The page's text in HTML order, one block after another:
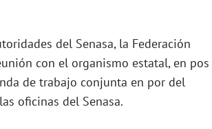
del Senasa, la Federación
con el organismo estatal, en pos
de trabajo conjunta en por del
oficinas del Senasa.